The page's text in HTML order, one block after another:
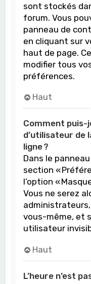
sont stockés
forum. Vous
panneau de
en cliquant sur
haut de page.
modifier tous
préférences.
Haut
Comment puis-
d’utilisateur de
ligne ?
Dans le
section «
l’option «
Vous ne serez
vous-même, et
utilisateur
Haut
L’heure n’est